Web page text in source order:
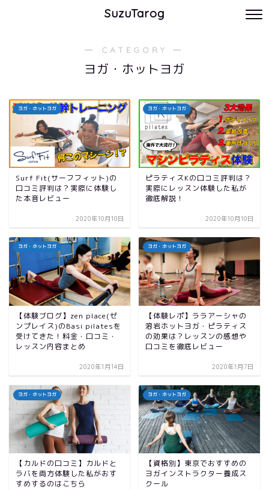
SuzuTarog
― CATEGORY ―
ヨガ・ホットヨガ
ヨガ・ホットヨガ
Surf Fit(サーフフィット)の
口コミ評判は？実際に体験し
た本音レビュー
2020年10月10日
ヨガ・ホットヨガ
ピラティスKの口コミ評判は？
実際にレッスン体験した私が
徹底解説！
2020年10月10日
ヨガ・ホットヨガ
【体験ブログ】zen place(ゼ
ンプレイス)のBasi pilatesを
受けてきた！料金・口コミ・
レッスン内容まとめ
2020年1月14日
ヨガ・ホットヨガ
【体験レポ】ララアーシャの
溶岩ホットヨガ・ピラティス
の効果は？レッスンの感想や
口コミを徹底レビュー
2020年1月7日
ヨガ・ホットヨガ
【カルドの口コミ】カルドと
ラバを両方体験した私がおす
すめするのはこちら
ヨガ・ホットヨガ
【資格別】東京でおすすめの
ヨガインストラクター養成ス
クール